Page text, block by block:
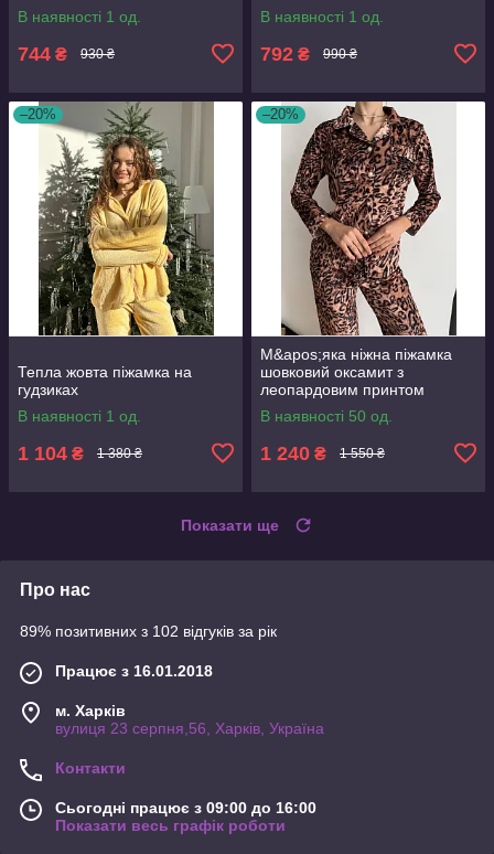
В наявності 1 од.
744 ₴ 930 ₴
В наявності 1 од.
792 ₴ 990 ₴
–20%
Тепла жовта піжамка на
гудзиках
В наявності 1 од.
1 104 ₴ 1 380 ₴
–20%
М&apos;яка ніжна піжамка
шовковий оксамит з
леопардовим принтом
В наявності 50 од.
1 240 ₴ 1 550 ₴
Показати ще
Про нас
89% позитивних з 102 відгуків за рік
Працює з 16.01.2018
м. Харків
вулиця 23 серпня,56, Харків, Україна
Контакти
Сьогодні працює з 09:00 до 16:00
Показати весь графік роботи